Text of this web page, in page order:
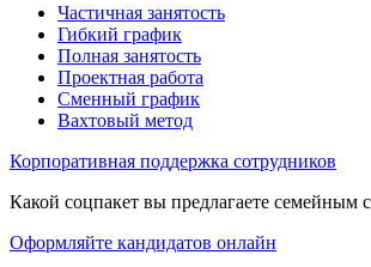
Частичная занятость
Гибкий график
Полная занятость
Проектная работа
Сменный график
Вахтовый метод
Корпоративная поддержка сотрудников
Какой соцпакет вы предлагаете семейным
Оформляйте кандидатов онлайн